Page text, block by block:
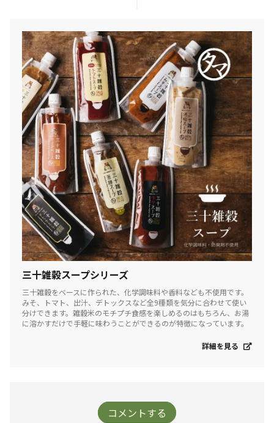
三十雑穀スープシリーズ
三十雑穀をベースに作られた、化学調味料や香料なども不使用です。
みそ、トマト、出汁、デトックスなど全9種類を気分に合わせて使い
分けできます。雑穀米のモチプチ食感を楽しめるのはもちろん、お湯
に溶かすだけで手軽に味わうことができるのが特徴になっています。
詳細を見る
コメントする